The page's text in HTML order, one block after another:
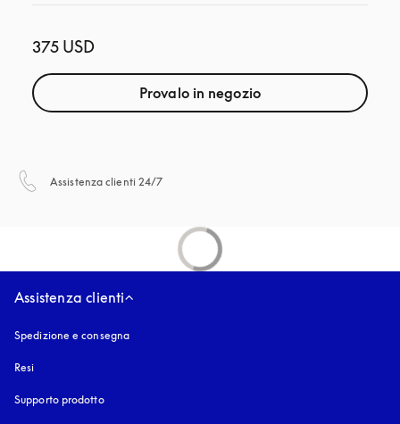
375 USD
Provalo in negozio
Assistenza clienti 24/7
Assistenza clienti
Spedizione e consegna
Resi
Supporto prodotto